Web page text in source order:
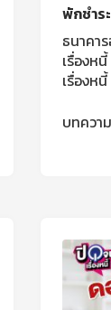
พักชำร
ธนาคา
เรื่องห
เรื่องหนี้
บทความ